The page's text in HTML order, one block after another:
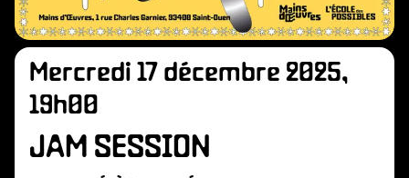
Mercredi 17 décembre 2025,
19h00
JAM SESSION